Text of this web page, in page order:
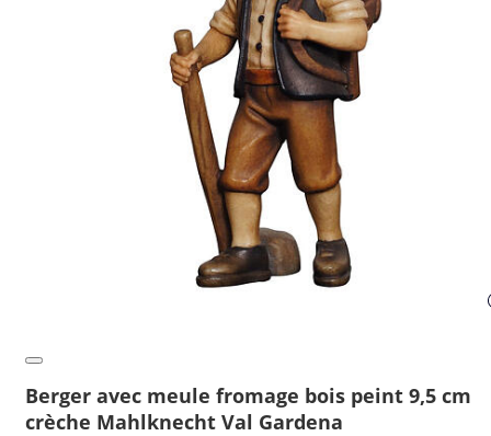
Berger avec meule fromage bois peint 9,5 cm
crèche Mahlknecht Val Gardena